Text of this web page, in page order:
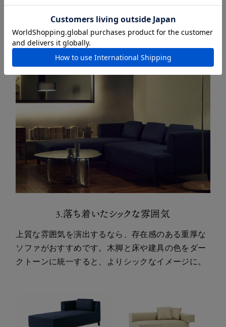
IR SOFA 1700 PLUTO
3.落ち着いたシックな雰囲気
上質な雰囲気を演出するなら、存在感のある重厚な
ソファがおすすめです。木脚と床や建具の色をダー
クトーンに統一すると、よりシックなイメージに。